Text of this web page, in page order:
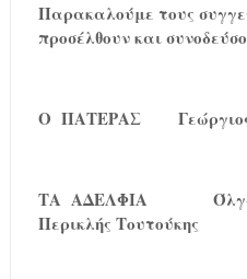
Παρακαλούμε τους
προσέλθουν και
Ο ΠΑΤΕΡΑΣ
ΤΑ ΑΔΕΛΦΙΑ
Περικλής Τουτούκης